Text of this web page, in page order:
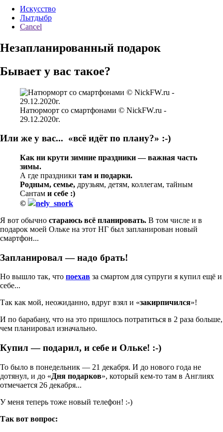
Искусство
Лытдыбр
Cancel
Незапланированный подарок
Бывает у вас такое?
Натюрморт со смартфонами © NickFW.ru -
29.12.2020г.
Или же у вас... «всё идёт по плану?» :-)
Как ни крути зимние праздники — важная часть
зимы.
А где праздники там и подарки.
Родным, семье, друзьям, детям, коллегам, тайным
Сантам и себе :)
©
nely_snork
Я вот обычно стараюсь всё планировать. В том числе и в
подарок моей Ольке на этот НГ был запланирован новый
смартфон...
Запланировал — надо брать!
Но вышло так, что поехав за смартом для супруги я купил ещё и
себе...
Так как мой, неожиданно, вдруг взял и «закирпичился»!
И по барабану, что на это пришлось потратиться в 2 раза больше,
чем планировал изначально.
Купил — подарил, и себе и Ольке! :-)
То было в понедельник — 21 декабря. И до нового года не
дотянул, и до «Дня подарков», который кем-то там в Англиях
отмечается 26 декабря...
У меня теперь тоже новый телефон! :-)
Так вот вопрос: